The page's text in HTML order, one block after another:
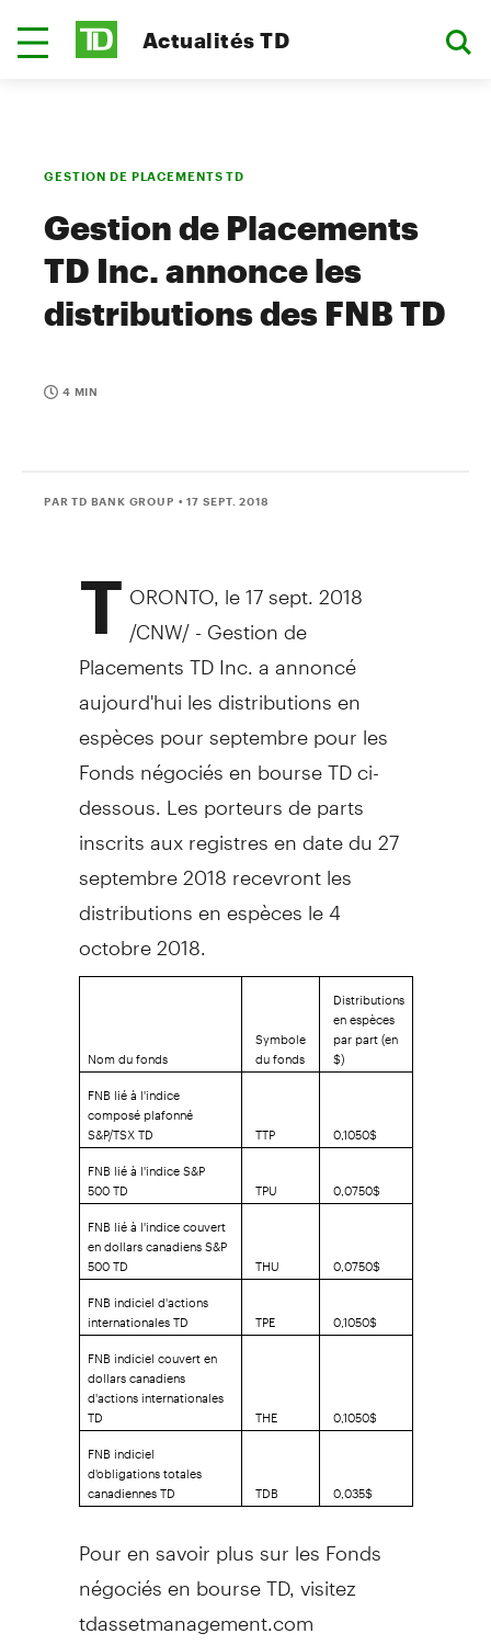
Actualités TD
GESTION DE PLACEMENTS TD
Gestion de Placements
TD Inc. annonce les
distributions des FNB TD
4 MIN
PAR TD BANK GROUP • 17 SEPT. 2018
T ORONTO , le17 sept. 2018
/CNW/ - Gestion de
Placements TD Inc. a annoncé
aujourd'hui les distributions en
espèces pour septembre pour les
Fonds négociés en bourse TD ci-
dessous. Les porteurs de parts
inscrits aux registres en date du 27
septembre 2018 recevront les
distributions en espèces le 4
octobre 2018.
Nom du fonds
Symbole
du fonds
Distributions
en espèces
par part (en
$)
FNB lié à l'indice
composé plafonné
S&P/TSX TD TTP
0,1050$
FNB lié à l'indice S&P
500 TD TPU
0,0750$
FNB lié à l'indice couvert
en dollars canadiens S&P
500 TD THU
0,0750$
FNB indiciel d'actions
internationales TD TPE
0,1050$
FNB indiciel couvert en
dollars canadiens
d'actions internationales
TD THE
0,1050$
FNB indiciel
d'obligations totales
canadiennes TD TDB 0,035$
Pour en savoir plus sur les Fonds
négociés en bourse TD, visitez
tdassetmanagement.com